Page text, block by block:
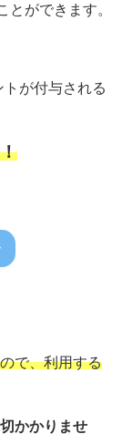
とができます。
が付与される
で、利用する
かかりませ